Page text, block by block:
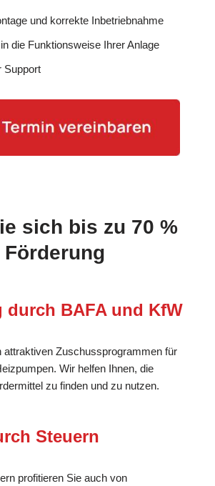
und korrekte Inbetriebnahme
die Funktionsweise Ihrer Anlage
Support
sich bis zu 70 %
durch BAFA und KfW
attraktiven Zuschussprogrammen für
Wir helfen Ihnen, die
zu finden und zu nutzen.
Steuern
profitieren Sie auch von